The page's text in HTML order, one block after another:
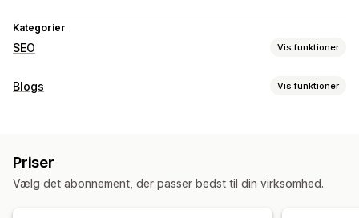
Kategorier
SEO Vis funktioner
SEO-værktøjer
Udvidede kodestykker
Masseredigering Generering med kunstig intelligens
Blogs Vis funktioner
Masseoprettelse
Priser
Vælg det abonnement, der passer bedst til din virksomhed.